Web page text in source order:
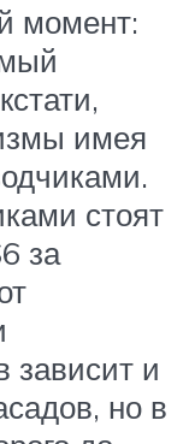
момент:
имея
стоят
за
и
но в